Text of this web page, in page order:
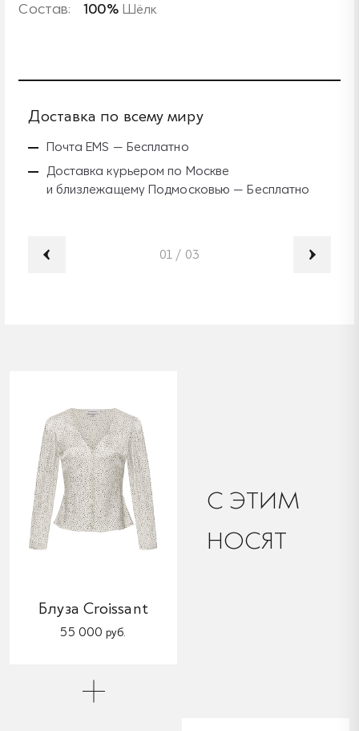
Состав: 100%Шёлк
Доставка по всему миру
Почта EMS — Бесплатно
Доставка курьером по Москве
и близлежащему Подмосковью — Бесплатно
01 / 03
C ЭТИМ
НОСЯТ
Блуза Croissant
55 000 руб.